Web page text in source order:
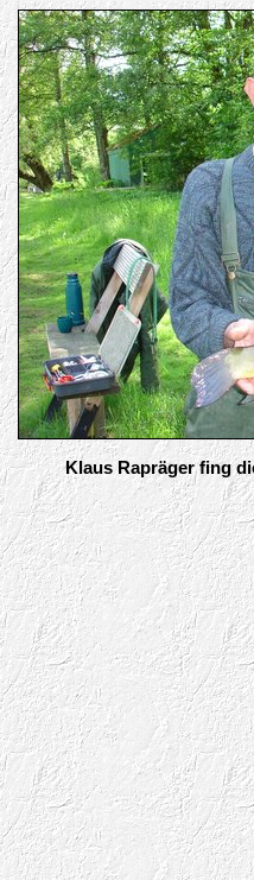
Klaus Rapräger fing